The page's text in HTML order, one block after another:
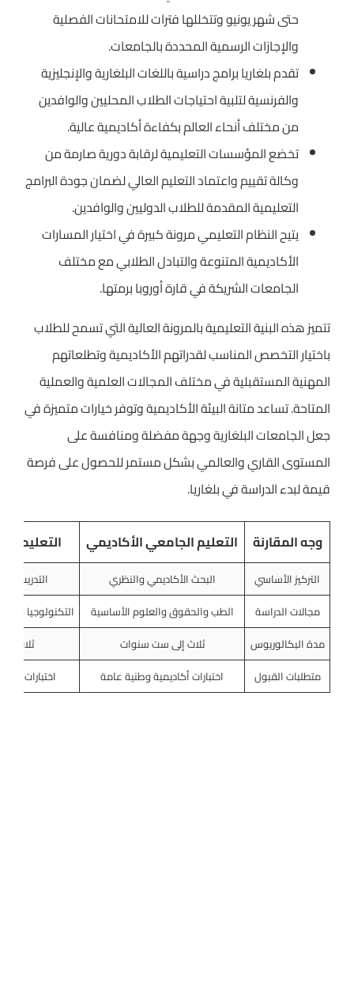
حتى شهر يونيو وتتخللها فترات للامتحانات الفصلية
والإجازات الرسمية المحددة بالجامعات.
تقدم بلغاريا برامج دراسية باللغات البلغارية والإنجليزية
والفرنسية لتلبية احتياجات الطلاب المحليين والوافدين
من مختلف أنحاء العالم بكفاءة أكاديمية عالية.
تخضع المؤسسات التعليمية لرقابة دورية صارمة من
وكالة تقييم واعتماد التعليم العالي لضمان جودة البرامج
التعليمية المقدمة للطلاب الدوليين والوافدين.
يتيح النظام التعليمي مرونة كبيرة في اختيار المسارات
الأكاديمية المتنوعة والتبادل الطلابي مع مختلف
الجامعات الشريكة في قارة أوروبا برمتها.
تتميز هذه البنية التعليمية بالمرونة العالية التي تسمح للطلاب
باختيار التخصص المناسب لقدراتهم الأكاديمية وتطلعاتهم
المهنية المستقبلية في مختلف المجالات العلمية والعملية
المتاحة. تساعد متانة البيئة الأكاديمية وتوفر خيارات متميزة في
جعل الجامعات البلغارية وجهة مفضلة ومنافسة على
المستوى القاري والعالمي بشكل مستمر للحصول على فرصة
قيمة لبدء الدراسة في بلغاريا.
وجه المقارنة التعليم الجامعي الأكاديمي التعليم
التركيز الأساسي البحث الأكاديمي والنظري
التدريب
مجالات الدراسة
الطب والحقوق والعلوم الأساسية
التكنولوجيا
مدة البكالوريوس
ثلاث إلى ست سنوات
ثلاث
متطلبات القبول
اختبارات أكاديمية وطنية عامة اختبارات